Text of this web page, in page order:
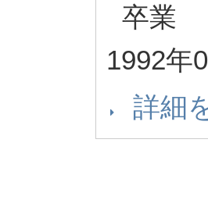
卒業
1992年
詳細